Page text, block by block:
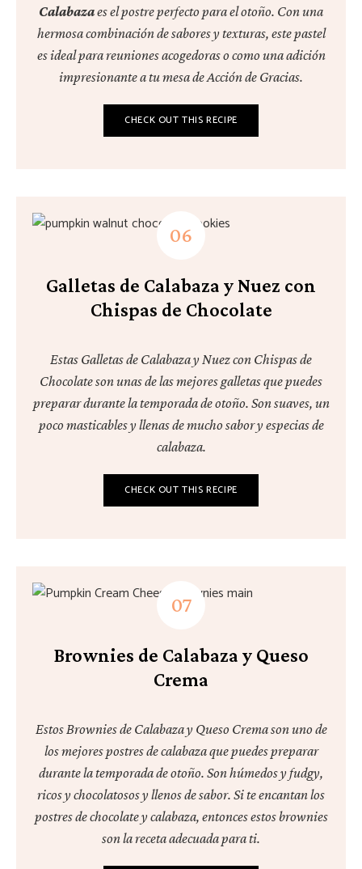
Calabazaes el postre perfecto para el otoño. Con una
hermosa combinación de sabores y texturas, este pastel
es ideal para reuniones acogedoras o como una adición
impresionante a tu mesa de Acción de Gracias.
CHECK OUT THIS RECIPE
Galletas de Calabaza y Nuez con
Chispas de Chocolate
Estas Galletas de Calabaza y Nuez con Chispas de
Chocolate son unas de las mejores galletas que puedes
preparar durante la temporada de otoño. Son suaves, un
poco masticables y llenas de mucho sabor y especias de
calabaza.
CHECK OUT THIS RECIPE
Brownies de Calabaza y Queso
Crema
Estos Brownies de Calabaza y Queso Crema son uno de
los mejores postres de calabaza que puedes preparar
durante la temporada de otoño. Son húmedos y fudgy,
ricos y chocolatosos y llenos de sabor. Si te encantan los
postres de chocolate y calabaza, entonces estos brownies
son la receta adecuada para ti.